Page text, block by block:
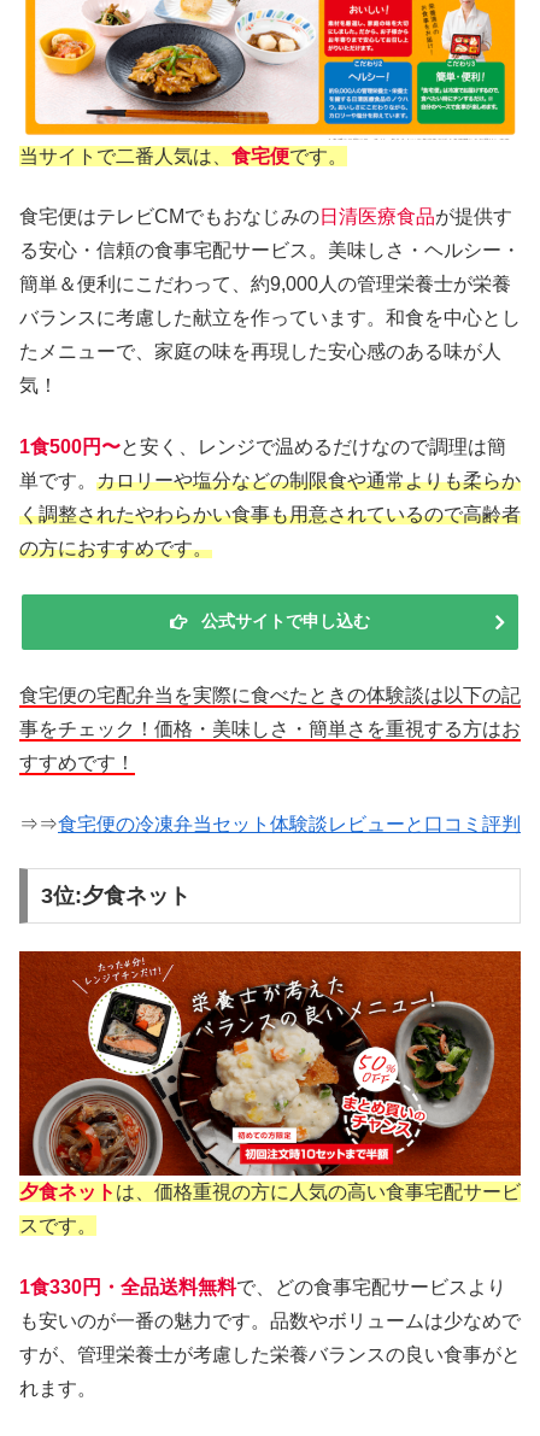
当サイトで二番人気は、 食宅便です。
食宅便はテレビCMでもおなじみの日清医療食品が提供す
る安心・信頼の食事宅配サービス。美味しさ・ヘルシー・
簡単＆便利にこだわって、約9,000人の管理栄養士が栄養
バランスに考慮した献立を作っています。和食を中心とし
たメニューで、家庭の味を再現した安心感のある味が人
気！
1食500円〜と安く、レンジで温めるだけなので調理は簡
単です。 カロリーや塩分などの制限食や通常よりも柔らか
く調整されたやわらかい食事も用意されているので高齢者
の方におすすめです。
公式サイトで申し込む
食宅便の宅配弁当を実際に食べたときの体験談は以下の記
事をチェック！価格・美味しさ・簡単さを重視する方はお
すすめです！
⇒⇒食宅便の冷凍弁当セット体験談レビューと口コミ評判
3位:夕食ネット
夕食ネット は、価格重視の方に人気の高い食事宅配サービ
スです。
1食330円・全品送料無料で、どの食事宅配サービスより
も安いのが一番の魅力です。品数やボリュームは少なめで
すが、管理栄養士が考慮した栄養バランスの良い食事がと
れます。